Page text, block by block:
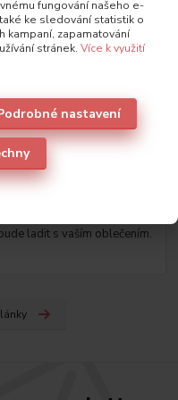
2023
ladit s vaším oblečením.
fungování našeho e-
ke sledování statistik o
kampaní, zapamatování
stránek. Více k využití
nastavení